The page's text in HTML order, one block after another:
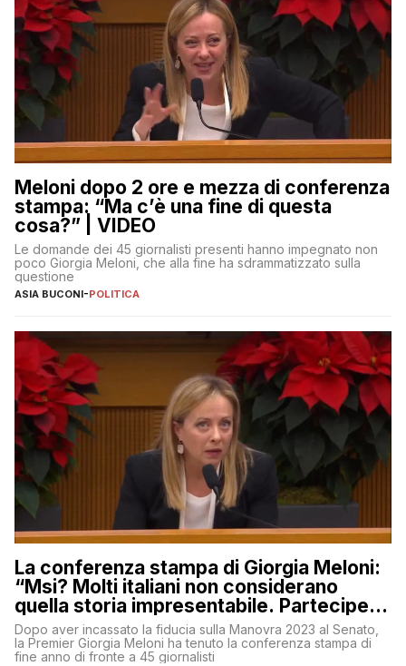
Meloni dopo 2 ore e mezza di conferenza
stampa: “Ma c’è una fine di questa
cosa?” | VIDEO
Le domande dei 45 giornalisti presenti hanno impegnato non
poco Giorgia Meloni, che alla fine ha sdrammatizzato sulla
questione
ASIA BUCONI-POLITICA
La conferenza stampa di Giorgia Meloni:
“Msi? Molti italiani non considerano
quella storia impresentabile. Parteciperò
al 25 aprile”
Dopo aver incassato la fiducia sulla Manovra 2023 al Senato,
la Premier Giorgia Meloni ha tenuto la conferenza stampa di
fine anno di fronte a 45 giornalisti